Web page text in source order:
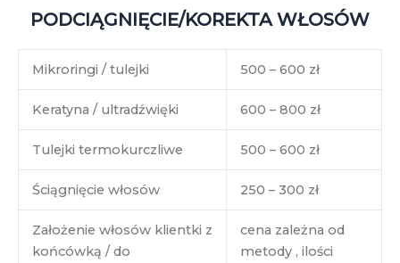
PODCIĄGNIĘCIE/KOREKTA WŁOSÓW
Mikroringi / tulejki 500 – 600 zł
Keratyna / ultradźwięki 600 – 800 zł
Tulejki termokurczliwe 500 – 600 zł
Ściągnięcie włosów 250 – 300 zł
Założenie włosów klientki z
końcówką / do
cena zależna od
metody , ilości